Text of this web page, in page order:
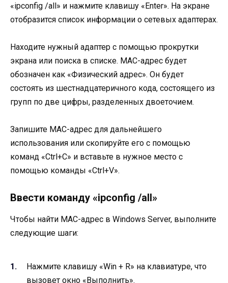
«ipconfig /all» и нажмите клавишу «Enter». На экране
отобразится список информации о сетевых адаптерах.
Находите нужный адаптер с помощью прокрутки
экрана или поиска в списке. MAC-адрес будет
обозначен как «Физический адрес». Он будет
состоять из шестнадцатеричного кода, состоящего из
групп по две цифры, разделенных двоеточием.
Запишите MAC-адрес для дальнейшего
использования или скопируйте его с помощью
команд «Ctrl+C» и вставьте в нужное место с
помощью команды «Ctrl+V».
Ввести команду «ipconfig /all»
Чтобы найти MAC-адрес в Windows Server, выполните
следующие шаги:
Нажмите клавишу «Win + R» на клавиатуре, что
вызовет окно «Выполнить».